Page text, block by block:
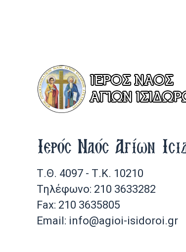
Ιερός Ναός Αγίων
Τ.Θ. 4097 - Τ.Κ. 10210
Τηλέφωνο: 210 3633282
Fax: 210 3635805
Email: info@agioi-isidoroi.gr